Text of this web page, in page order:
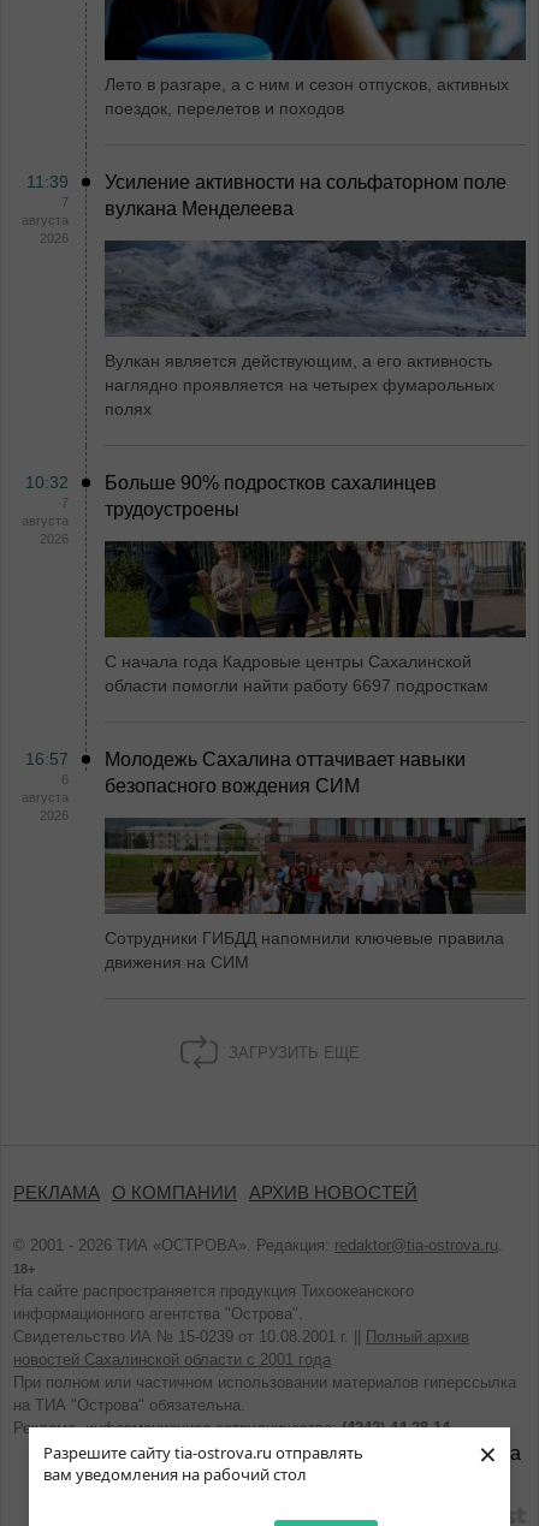
Разрешите сайту tia-ostrova.ru отправлять
вам уведомления на рабочий стол
×
Лето в разгаре, а с ним и сезон отпусков, активных
поездок, перелетов и походов
11:39
7
августа
2026
Усиление активности на сольфаторном поле
вулкана Менделеева
Вулкан является действующим, а его активность
наглядно проявляется на четырех фумарольных
полях
10:32
7
августа
2026
Больше 90% подростков сахалинцев
трудоустроены
С начала года Кадровые центры Сахалинской
области помогли найти работу 6697 подросткам
16:57
6
августа
2026
Молодежь Сахалина оттачивает навыки
безопасного вождения СИМ
Сотрудники ГИБДД напомнили ключевые правила
движения на СИМ
ЗАГРУЗИТЬ ЕЩЕ
РЕКЛАМА О КОМПАНИИ АРХИВ НОВОСТЕЙ
© 2001 - 2026 ТИА «ОСТРОВА». Редакция: redaktor@tia-ostrova.ru.
18+
На сайте распространяется продукция Тихоокеанского
информационного агентства "Острова".
Свидетельство ИА № 15-0239 от 10.08.2001 г. ||
Полный архив
новостей Сахалинской области с 2001 года
При полном или частичном использовании материалов гиперссылка
на ТИА "Острова" обязательна.
Реклама, информационное сотрудничество:(4242) 44-28-14.
разработано